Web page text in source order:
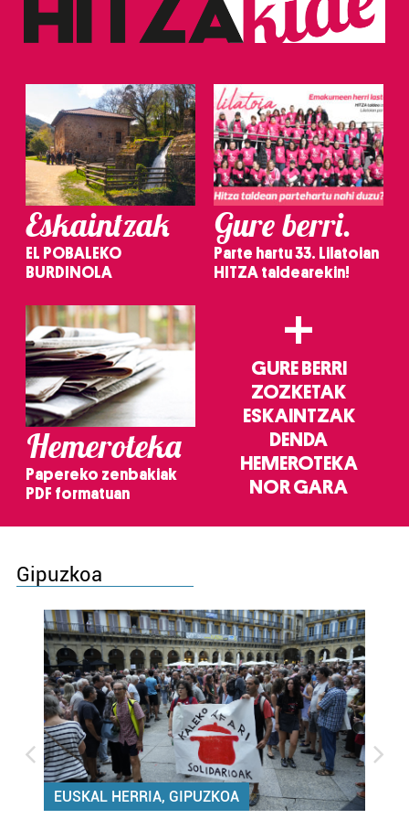
Eskaintzak
EL POBALEKO
BURDINOLA
Gure berri.
Parte hartu 33. Lilatoian
HITZA taldearekin!
Hemeroteka
Papereko zenbakiak
PDF formatuan
+
GURE BERRI
ZOZKETAK
ESKAINTZAK
DENDA
HEMEROTEKA
NOR GARA
Gipuzkoa
EUSKAL HERRIA, GIPUZKOA